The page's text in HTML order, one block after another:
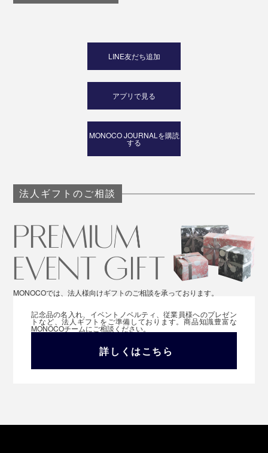
いつものワインをもっとおいしく、こだわりのナチュー
LINE友だち追加
アプリで見る
MONOCO JOURNALを購読
する
法人ギフトのご相談
MONOCOでは、法人様向けギフトのご相談を承っております。
記念品の名入れ、イベントノベルティ、従業員様へのプレゼン
トなど、法人ギフトをご準備しております。商品知識豊富な
MONOCOチームにご相談ください。
詳しくはこちら